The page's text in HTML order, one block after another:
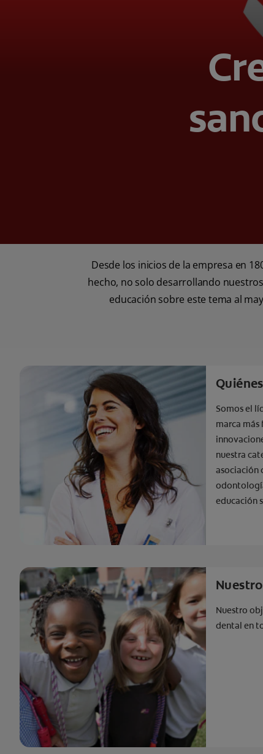
Desde los inicios de la empresa en
hecho, no solo desarrollando
educación sobre este tema al
Somos el
marca
nuestra
asociación
educación
Nuestro
dental en